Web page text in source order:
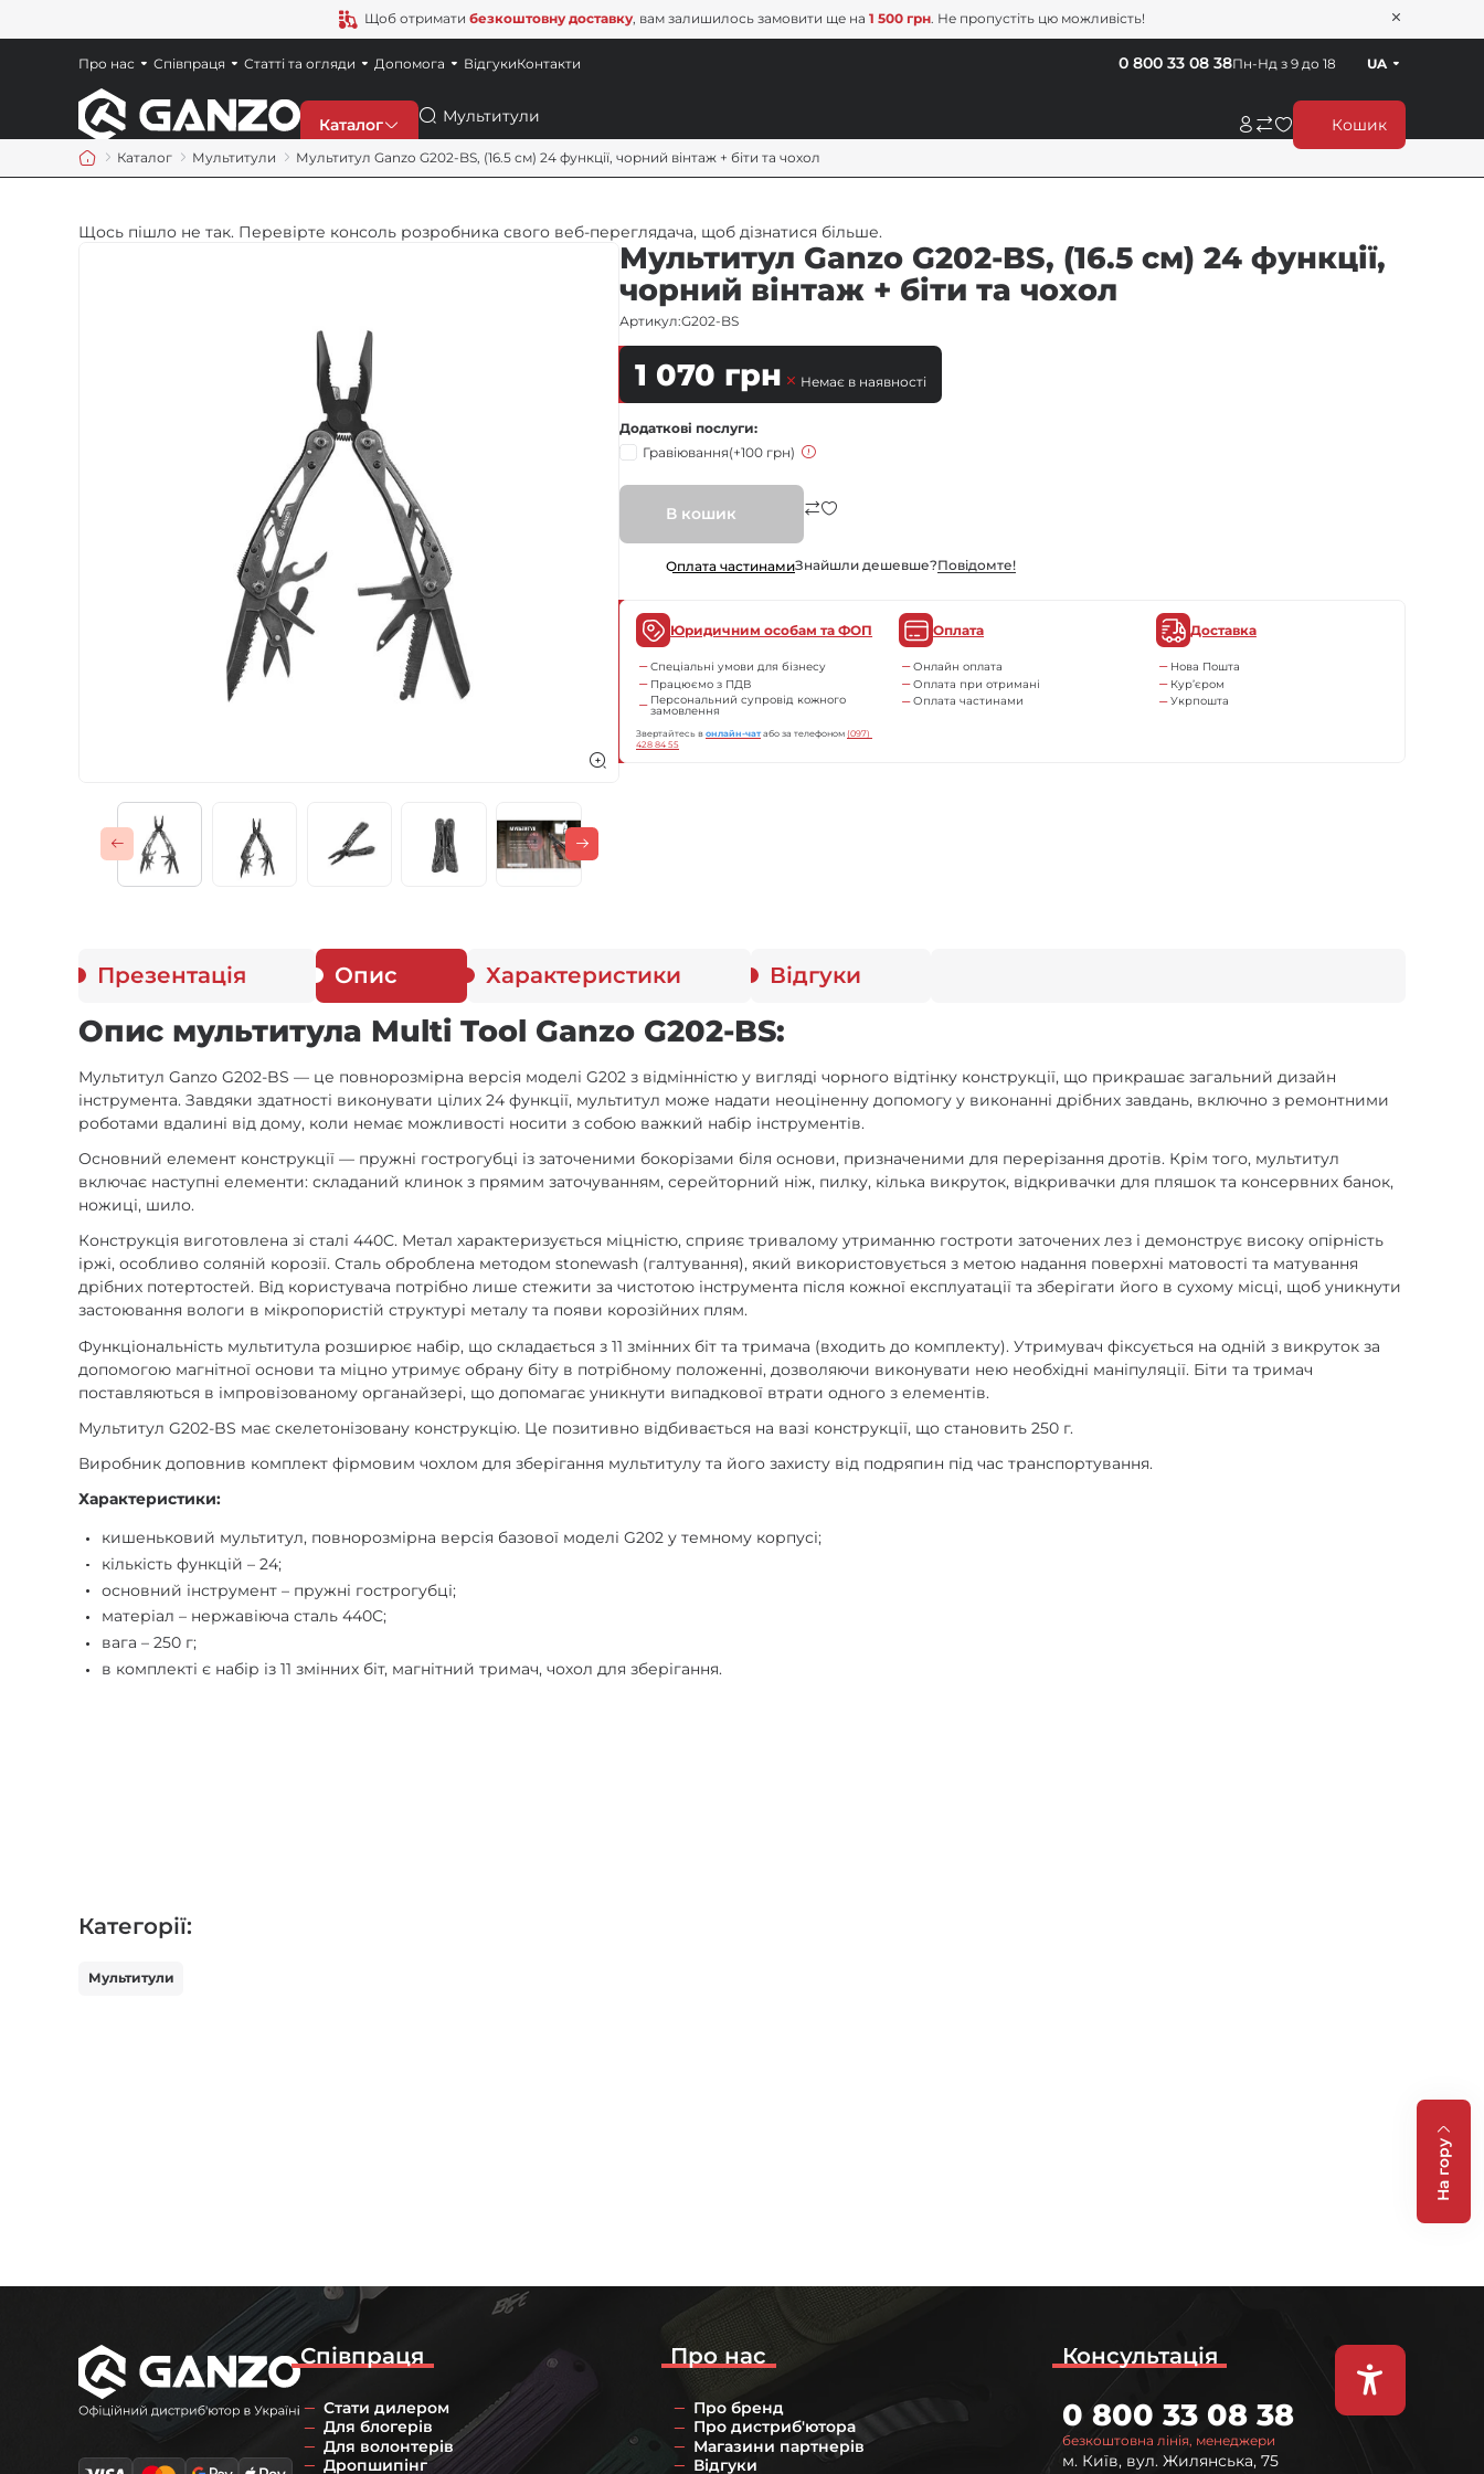
Щоб отримати безкоштовну доставку, вам залишилось замовити ще на 1 500 грн. Не пропустіть цю можливість!
Каталог
Точила
Мультитули
Газові пальники
Спорядження
Аксесуари
Для захисників
Пошук Кошик
Пн-Нд з 9 до 18
0 800 33 08 38 UA
Про нас Співпраця Статті та огляди Допомога ВідгукиКонтакти
Каталог Мультитули Мультитул Ganzo G202-BS, (16.5 см) 24 функції, чорний вінтаж + біти та чохол
Щось пішло не так. Перевірте консоль розробника свого веб-переглядача, щоб дізнатися більше.
Мультитул Ganzo G202-BS, (16.5 см) 24 функції,
чорний вінтаж + біти та чохол
Артикул:G202-BS
1 070 грн Немає в наявності
Додаткові послуги
Гравіювання(+100 грн)
В кошик
Оплата частинамиЗнайшли дешевше?Повiдомте!
Юридичним особам та ФОП
Спеціальні умови для бізнесу
Працюємо з ПДВ
Персональний супровід кожного
замовлення
Звертайтесь вонлайн-чат або за телефоном(097)
428 84 55
Оплата
Онлайн оплата
Оплата при отримані
Оплата частинами
Доставка
Нова Пошта
Кур’єром
Укрпошта
Презентація Опис Характеристики Відгуки
Опис мультитула Multi Tool Ganzo G202-BS:
Мультитул Ganzo G202-BS — це повнорозмірна версія моделі G202 з відмінністю у вигляді чорного відтінку конструкції, що прикрашає загальний дизайн
інструмента. Завдяки здатності виконувати цілих 24 функції, мультитул може надати неоціненну допомогу у виконанні дрібних завдань, включно з ремонтними
роботами вдалині від дому, коли немає можливості носити з собою важкий набір інструментів.
Основний елемент конструкції — пружні гострогубці із заточеними бокорізами біля основи, призначеними для перерізання дротів. Крім того, мультитул
включає наступні елементи: складаний клинок з прямим заточуванням, серейторний ніж, пилку, кілька викруток, відкривачки для пляшок та консервних банок,
ножиці, шило.
Конструкція виготовлена зі сталі 440С. Метал характеризується міцністю, сприяє тривалому утриманню гостроти заточених лез і демонструє високу опірність
іржі, особливо соляній корозії. Сталь оброблена методом stonewash (галтування), який використовується з метою надання поверхні матовості та матування
дрібних потертостей. Від користувача потрібно лише стежити за чистотою інструмента після кожної експлуатації та зберігати його в сухому місці, щоб уникнути
застоювання вологи в мікропористій структурі металу та появи корозійних плям.
Функціональність мультитула розширює набір, що складається з 11 змінних біт та тримача (входить до комплекту). Утримувач фіксується на одній з викруток за
допомогою магнітної основи та міцно утримує обрану біту в потрібному положенні, дозволяючи виконувати нею необхідні маніпуляції. Біти та тримач
поставляються в імпровізованому органайзері, що допомагає уникнути випадкової втрати одного з елементів.
Мультитул G202-BS має скелетонізовану конструкцію. Це позитивно відбивається на вазі конструкції, що становить 250 г.
Виробник доповнив комплект фірмовим чохлом для зберігання мультитулу та його захисту від подряпин під час транспортування.
Характеристики:
кишеньковий мультитул, повнорозмірна версія базової моделі G202 у темному корпусі;
кількість функцій – 24;
основний інструмент – пружні гострогубці;
матеріал – нержавіюча сталь 440С;
вага – 250 г;
в комплекті є набір із 11 змінних біт, магнітний тримач, чохол для зберігання.
Категорії:
Мультитули
На гору
Про нас
Про бренд
Про дистриб'ютора
Магазини партнерів
Відгуки
Співпраця
Стати дилером
Для блогерів
Для волонтерів
Дропшипінг
Консультація
безкоштовна лінія, менеджери
0 800 33 08 38
м. Київ, вул. Жилянська, 75